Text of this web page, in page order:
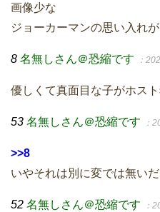
画像少な
ジョーカーマンの思い入れ
8 名無しさん＠恐縮です ：
優しくて真面目な子がホス
53 名無しさん＠恐縮です ：
>>8
いやそれは別に変では無いだ
52 名無しさん＠恐縮です ：